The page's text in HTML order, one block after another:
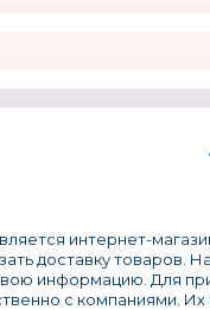
интернет-
доставку товаров.
информацию. Для
с компаниями.